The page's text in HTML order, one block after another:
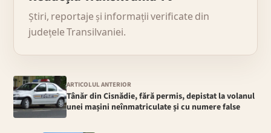
Știri, reportaje și informații verificate din
județele Transilvaniei.
ARTICOLUL ANTERIOR
Tânăr din Cisnădie, fără permis, depistat la volanul
unei mașini neînmatriculate și cu numere false